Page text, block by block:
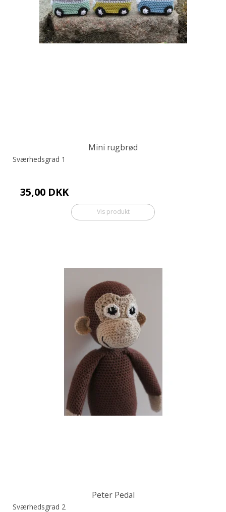
Mini rugbrød
Sværhedsgrad 1
35,00 DKK
Vis produkt
Peter Pedal
Sværhedsgrad 2